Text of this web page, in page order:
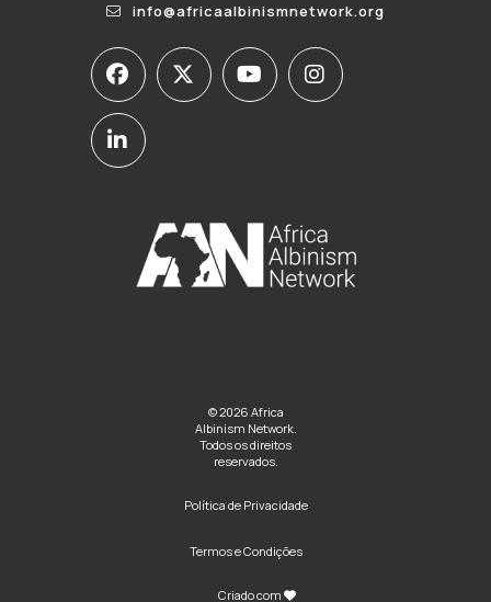
info@africaalbinismnetwork.org
© 2026 Africa
Albinism Network.
Todos os direitos
reservados.
Política de Privacidade
Termos e Condições
Criado com